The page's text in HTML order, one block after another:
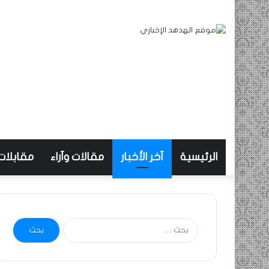
الرئيسية آخر الأخبار مقالات وآراء
البحث
عن: